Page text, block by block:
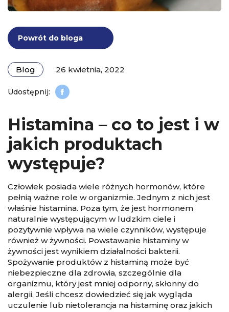
Powrót do bloga
Blog 26 kwietnia, 2022
Histamina – co to jest i w
jakich produktach
występuje?
Człowiek posiada wiele różnych hormonów, które
pełnią ważne role w organizmie. Jednym z nich jest
właśnie histamina. Poza tym, że jest hormonem
naturalnie występującym w ludzkim ciele i
pozytywnie wpływa na wiele czynników, występuje
również w żywności. Powstawanie histaminy w
żywności jest wynikiem działalności bakterii.
Spożywanie produktów z histaminą może być
niebezpieczne dla zdrowia, szczególnie dla
organizmu, który jest mniej odporny, skłonny do
alergii. Jeśli chcesz dowiedzieć się jak wygląda
uczulenie lub nietolerancja na histaminę oraz jakich